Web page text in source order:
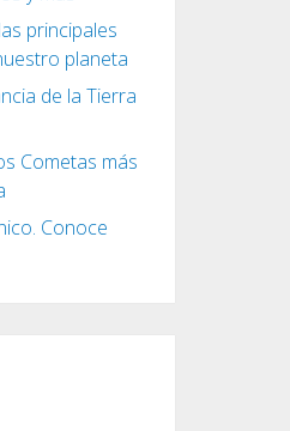
principales
planeta
de la Tierra
Cometas más
Conoce